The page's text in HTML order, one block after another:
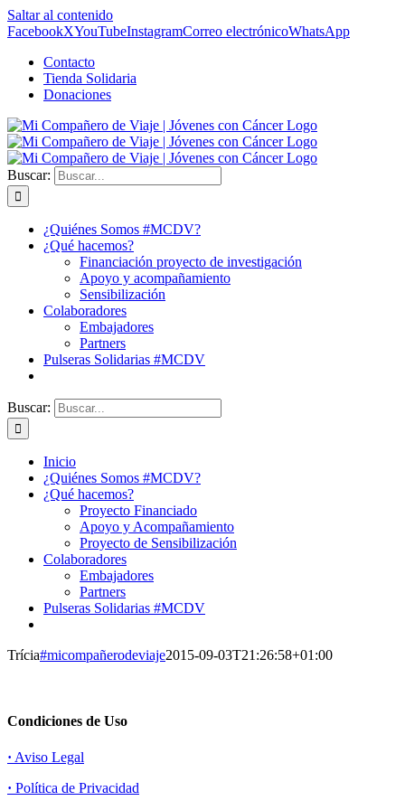
Saltar al contenido
FacebookXYouTubeInstagramCorreo electrónicoWhatsApp
Contacto
Tienda Solidaria
Donaciones
Buscar:
¿Quiénes Somos #MCDV?
¿Qué hacemos?
Financiación proyecto de investigación
Apoyo y acompañamiento
Sensibilización
Colaboradores
Embajadores
Partners
Pulseras Solidarias #MCDV
Buscar:
Inicio
¿Quiénes Somos #MCDV?
¿Qué hacemos?
Proyecto Financiado
Apoyo y Acompañamiento
Proyecto de Sensibilización
Colaboradores
Embajadores
Partners
Pulseras Solidarias #MCDV
Trícia#micompañerodeviaje2015-09-03T21:26:58+01:00
Condiciones de Uso
· Aviso Legal
· Política de Privacidad